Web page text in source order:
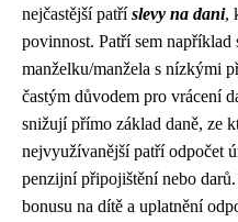
nejčastější patříslevy na dani,
povinnost. Patří sem například
manželku/manžela s nízkými
častým důvodem pro vrácení
snižují přímo základ daně, ze
nejvyužívanější patří odpočet
penzijní připojištění nebo
bonusu na dítě a uplatnění